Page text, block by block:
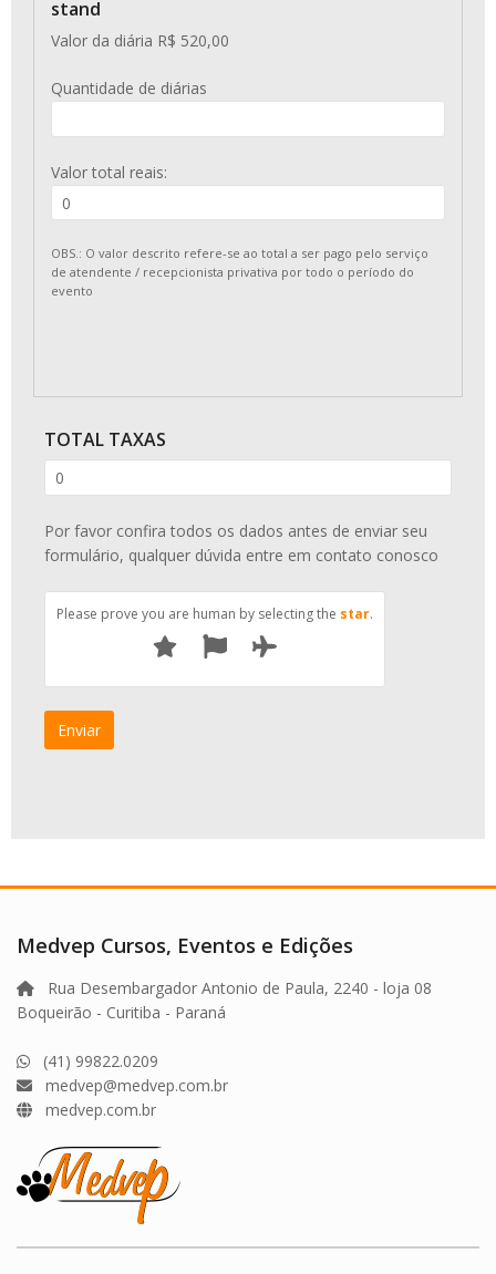
stand
Valor da diária R$ 520,00
Quantidade de diárias
Valor total reais:
OBS.: O valor descrito refere-se ao total a ser pago pelo serviço
de atendente / recepcionista privativa por todo o período do
evento
TOTAL TAXAS
Por favor confira todos os dados antes de enviar seu
formulário, qualquer dúvida entre em contato conosco
Please prove you are human by selecting the star.
Medvep Cursos, Eventos e Edições
Rua Desembargador Antonio de Paula, 2240 - loja 08
Boqueirão - Curitiba - Paraná
(41) 99822.0209
medvep@medvep.com.br
medvep.com.br